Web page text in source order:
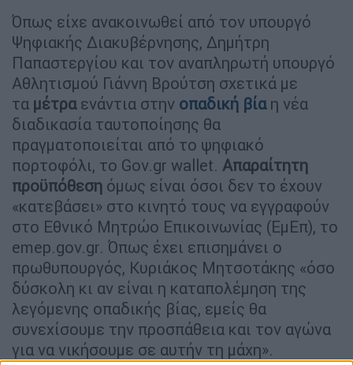
Όπως είχε ανακοινωθεί από τον υπουργό
Ψηφιακής Διακυβέρνησης, Δημήτρη
Παπαστεργίου και τον αναπληρωτή υπουργό
Αθλητισμού Γιάννη Βρούτση σχετικά με
τα μέτραενάντια στην οπαδική βίαη νέα
διαδικασία ταυτοποίησης θα
πραγματοποιείται από το ψηφιακό
πορτοφόλι, το Gov.gr wallet. Απαραίτητη
προϋπόθεση όμως είναι όσοι δεν το έχουν
«κατεβάσει» στο κινητό τους να εγγραφούν
στο Εθνικό Μητρώο Επικοινωνίας (ΕμΕπ), το
emep.gov.gr. Όπως έχει επισημάνει ο
πρωθυπουργός, Κυριάκος Μητσοτάκης «όσο
δύσκολη κι αν είναι η καταπολέμηση της
λεγόμενης οπαδικής βίας, εμείς θα
συνεχίσουμε την προσπάθεια και τον αγώνα
για να νικήσουμε σε αυτήν τη μάχη».